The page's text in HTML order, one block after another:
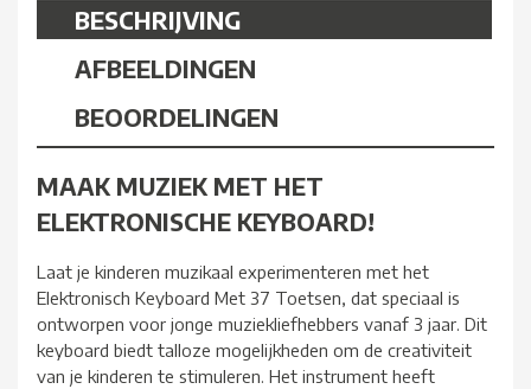
BESCHRIJVING
AFBEELDINGEN
BEOORDELINGEN
MAAK MUZIEK MET HET
ELEKTRONISCHE KEYBOARD!
Laat je kinderen muzikaal experimenteren met het
Elektronisch Keyboard Met 37 Toetsen, dat speciaal is
ontworpen voor jonge muziekliefhebbers vanaf 3 jaar. Dit
keyboard biedt talloze mogelijkheden om de creativiteit
van je kinderen te stimuleren. Het instrument heeft